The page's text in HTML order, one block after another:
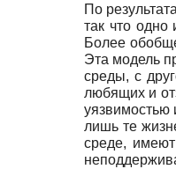
По
так что одно
Более
Эта модель
среды, с
любящих и
уязвимостью
лишь те
среде,